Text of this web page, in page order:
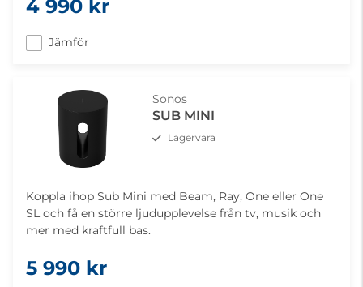
4 990 kr
Jämför
Sonos
SUB MINI
Lagervara
Koppla ihop Sub Mini med Beam, Ray, One eller One
SL och få en större ljudupplevelse från tv, musik och
mer med kraftfull bas.
5 990 kr